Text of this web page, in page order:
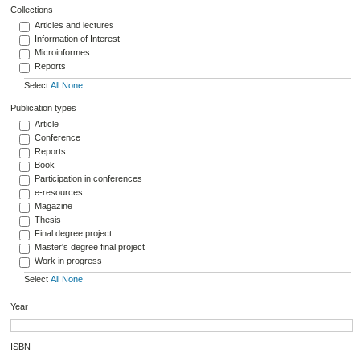
Collections
Articles and lectures
Information of Interest
Microinformes
Reports
Select All None
Publication types
Article
Conference
Reports
Book
Participation in conferences
e-resources
Magazine
Thesis
Final degree project
Master's degree final project
Work in progress
Select All None
Year
ISBN